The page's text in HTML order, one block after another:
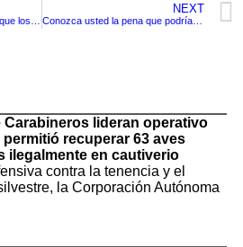
NEXT
Conozca usted la pena que podría pagar el actor intelectual del atentado contra el fiscal Pecci
lideran operativo
recuperar 63 aves
ilegalmente en cautiverio
contra la tenencia y el
la Corporación Autónoma